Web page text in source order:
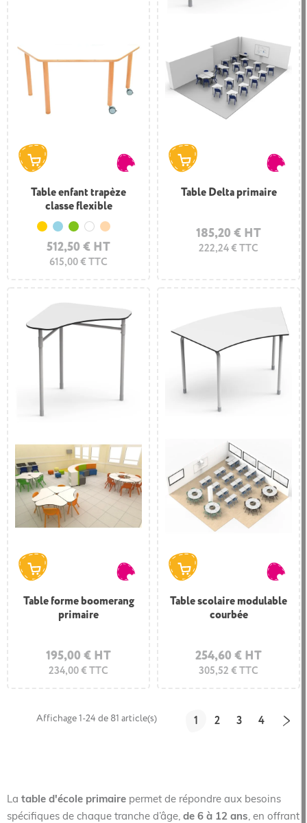
Table enfant trapèze
classe flexible
512,50 € HT
615,00 € TTC
JauneBleu clair
Vert clair
BlancHêtre
Table Delta primaire
185,20 € HT
222,24 € TTC
Table forme boomerang
primaire
195,00 € HT
234,00 € TTC
Table scolaire modulable
courbée
254,60 € HT
305,52 € TTC
Affichage 1-24 de 81 article(s) 1 2 3 4
La table d'école primaire permet de répondre aux besoins
spécifiques de chaque tranche d’âge, de 6 à 12 ans, en offrant